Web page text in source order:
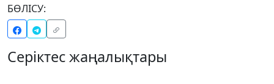
БӨЛІСУ:
Серіктес жаңалықтары